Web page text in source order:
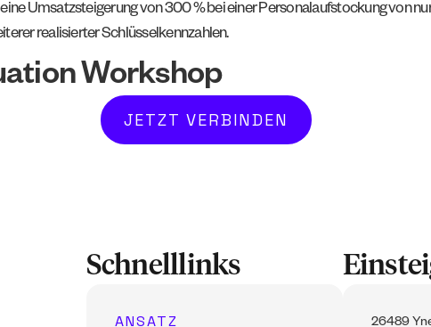
Umsatzsteigerung von 300 % bei einer Personalaufstockung von
realisierter Schlüsselkennzahlen.
Workshop
JETZT VERBINDEN
Schnelllinks
ANSATZ 26489